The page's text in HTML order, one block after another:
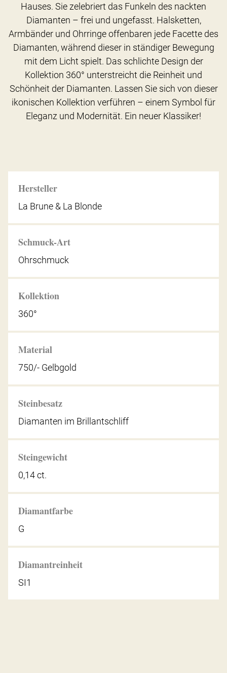
Hersteller
La Brune & La Blonde
Schmuck-Art
Ohrschmuck
Kollektion
360°
Material
750/- Gelbgold
Steinbesatz
Diamanten im Brillantschliff
Steingewicht
0,14 ct.
Diamantfarbe
G
Diamantreinheit
SI1
Hauses. Sie zelebriert das Funkeln des nackten
Diamanten – frei und ungefasst. Halsketten,
Armbänder und Ohrringe offenbaren jede Facette des
Diamanten, während dieser in ständiger Bewegung
mit dem Licht spielt. Das schlichte Design der
Kollektion 360° unterstreicht die Reinheit und
Schönheit der Diamanten. Lassen Sie sich von dieser
ikonischen Kollektion verführen – einem Symbol für
Eleganz und Modernität. Ein neuer Klassiker!